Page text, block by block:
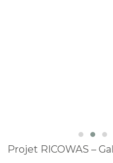
Projet RICOWAS –